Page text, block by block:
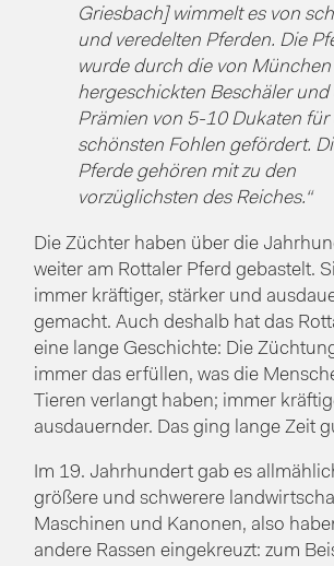
Griesbach] wimmelt es von
und veredelten Pferden. Die
wurde durch die von München
hergeschickten Beschäler und
Prämien von 5-10 Dukaten für
schönsten Fohlen gefördert.
Pferde gehören mit zu den
vorzüglichsten des Reiches.“
Die Züchter haben über die
weiter am Rottaler Pferd gebastelt.
immer kräftiger, stärker und
gemacht. Auch deshalb hat das
eine lange Geschichte: Die
immer das erfüllen, was die
Tieren verlangt haben; immer
ausdauernder. Das ging lange Zeit
Im 19. Jahrhundert gab es
größere und schwerere
Maschinen und Kanonen, also
andere Rassen eingekreuzt: zum